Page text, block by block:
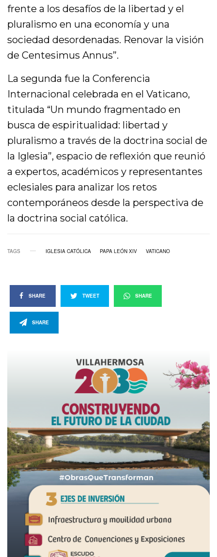
frente a los desafíos de la libertad y el
pluralismo en una economía y una
sociedad desordenadas. Renovar la visión
de Centesimus Annus”.
La segunda fue la Conferencia
Internacional celebrada en el Vaticano,
titulada “Un mundo fragmentado en
busca de espiritualidad: libertad y
pluralismo a través de la doctrina social de
la Iglesia”, espacio de reflexión que reunió
a expertos, académicos y representantes
eclesiales para analizar los retos
contemporáneos desde la perspectiva de
la doctrina social católica.
TAGS IGLESIA CATÓLICA PAPA LEÓN XIV VATICANO
SHARE TWEET SHARE
SHARE